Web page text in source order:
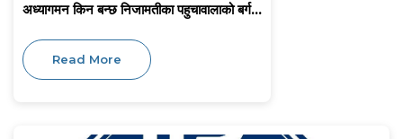
अध्यागमन किन बन्छ निजामतीका पहुचावालाको बर्ग...
Read More